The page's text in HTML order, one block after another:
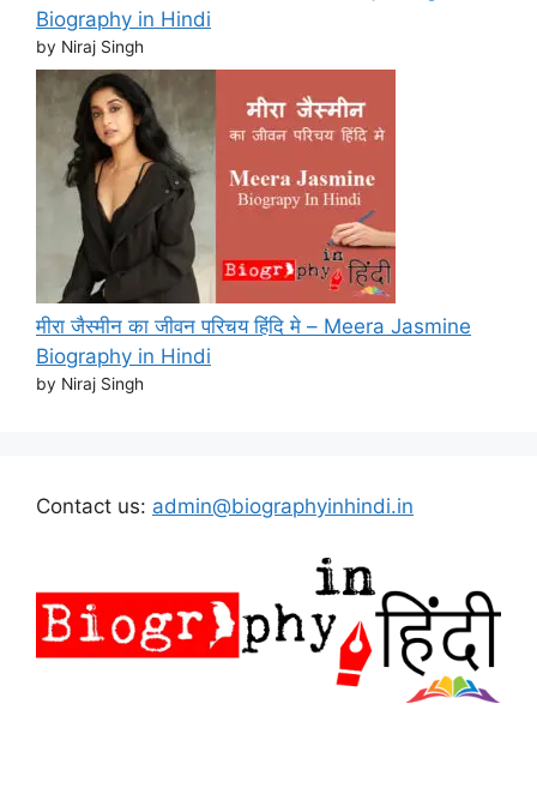
Biography in Hindi
by Niraj Singh
मीरा जैस्मीन का जीवन परिचय हिंदि मे – Meera Jasmine
Biography in Hindi
by Niraj Singh
Contact us: admin@biographyinhindi.in